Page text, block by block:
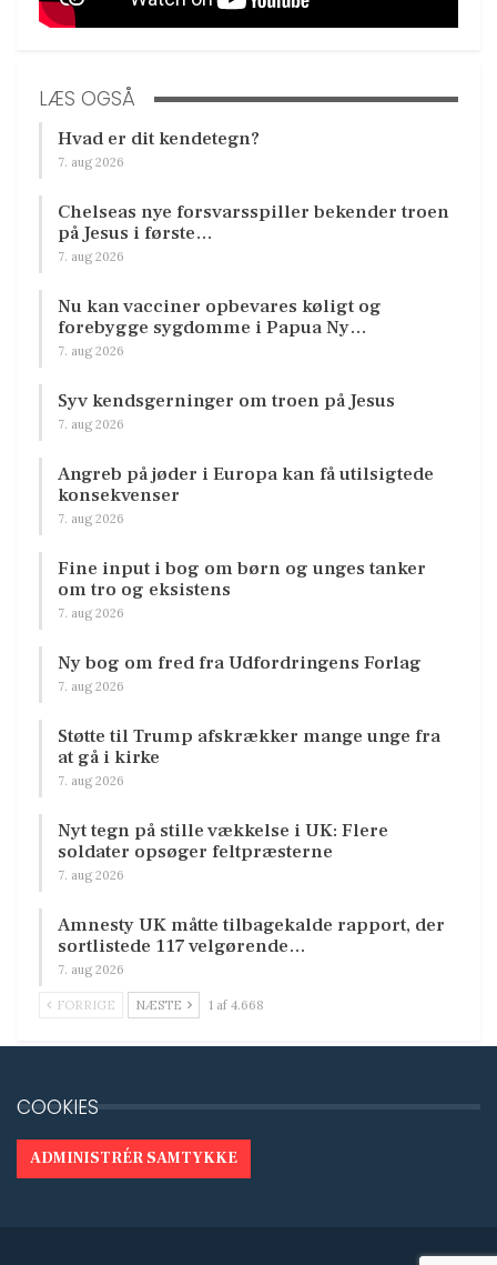
LÆS OGSÅ
Hvad er dit kendetegn?
7. aug 2026
Chelseas nye forsvarsspiller bekender troen
på Jesus i første…
7. aug 2026
Nu kan vacciner opbevares køligt og
forebygge sygdomme i Papua Ny…
7. aug 2026
Syv kendsgerninger om troen på Jesus
7. aug 2026
Angreb på jøder i Europa kan få utilsigtede
konsekvenser
7. aug 2026
Fine input i bog om børn og unges tanker
om tro og eksistens
7. aug 2026
Ny bog om fred fra Udfordringens Forlag
7. aug 2026
Støtte til Trump afskrækker mange unge fra
at gå i kirke
7. aug 2026
Nyt tegn på stille vækkelse i UK: Flere
soldater opsøger feltpræsterne
7. aug 2026
Amnesty UK måtte tilbagekalde rapport, der
sortlistede 117 velgørende…
7. aug 2026
FORRIGE NÆSTE 1 af 4.668
COOKIES
ADMINISTRÉR SAMTYKKE